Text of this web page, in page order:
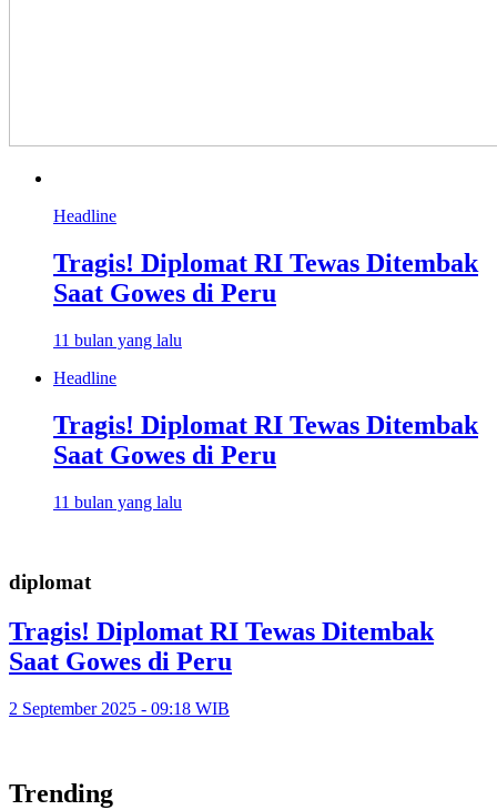
Headline
Tragis! Diplomat RI Tewas Ditembak
Saat Gowes di Peru
11 bulan yang lalu
Headline
Tragis! Diplomat RI Tewas Ditembak
Saat Gowes di Peru
11 bulan yang lalu
diplomat
Tragis! Diplomat RI Tewas Ditembak
Saat Gowes di Peru
2 September 2025 - 09:18 WIB
Trending